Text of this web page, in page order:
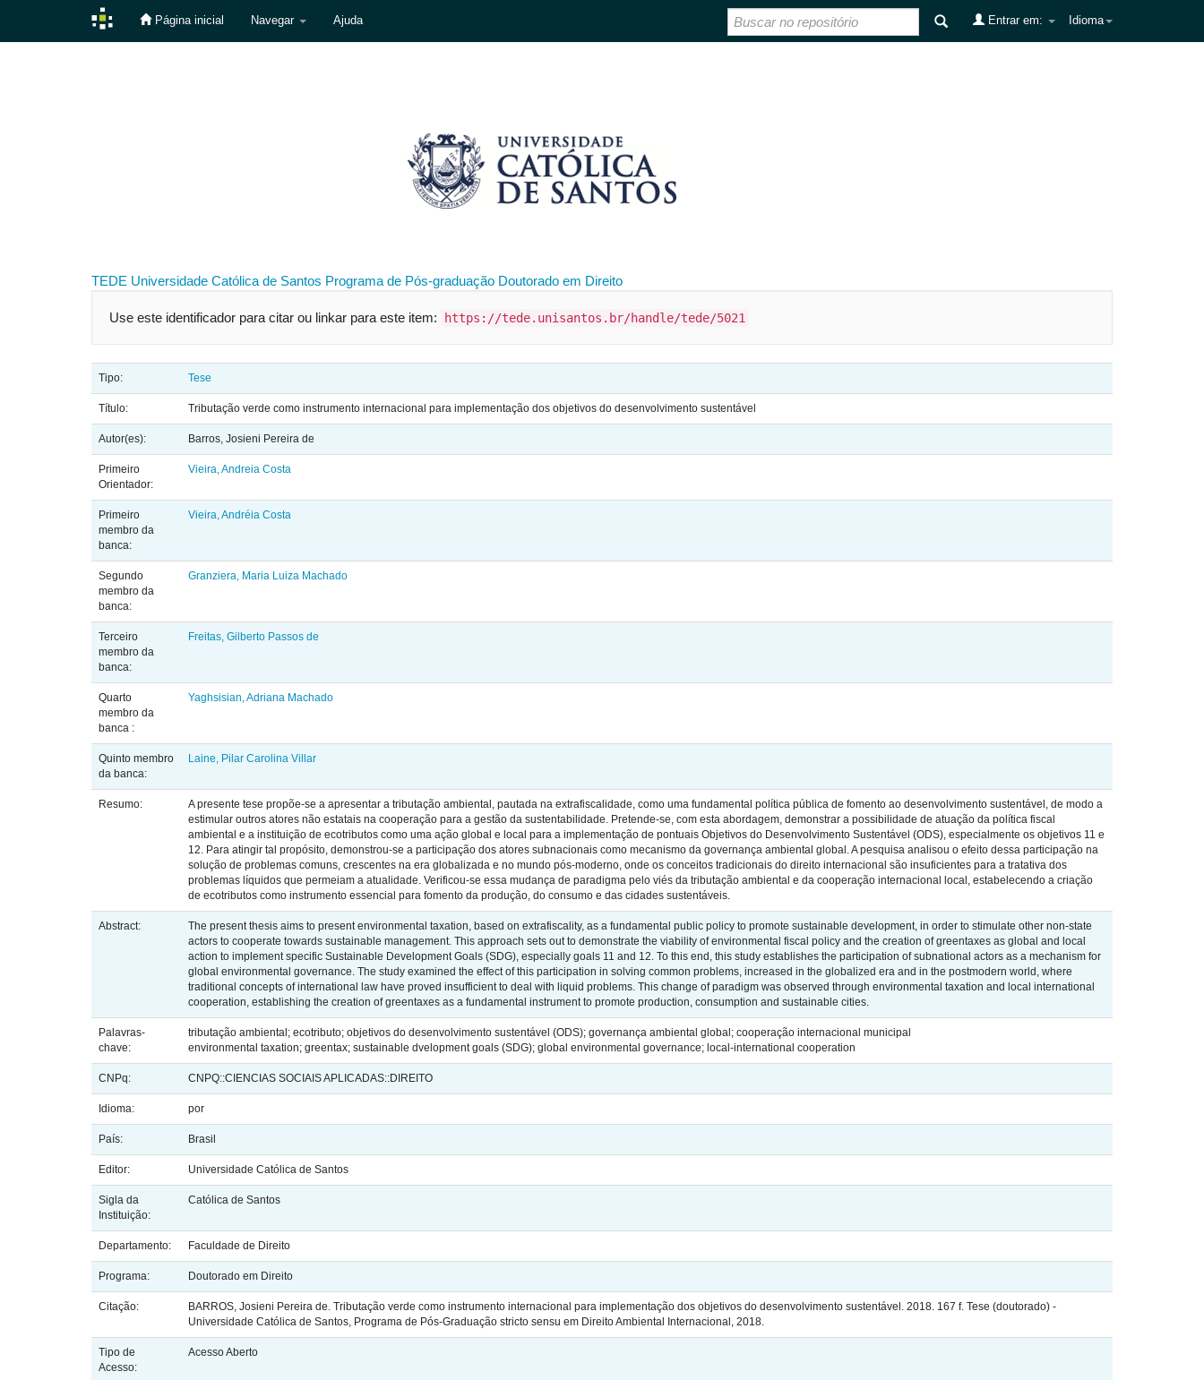
Página inicial Navegar Ajuda Idioma
Entrar em:
TEDE Universidade Católica de Santos Programa de Pós-graduação Doutorado em Direito
Use este identificador para citar ou linkar para este item: https://tede.unisantos.br/handle/tede/5021
Tipo: Tese
Título: Tributação verde como instrumento internacional para implementação dos objetivos do desenvolvimento sustentável
Autor(es): Barros, Josieni Pereira de
Primeiro
Orientador:
Vieira, Andreia Costa
Primeiro
membro da
banca:
Vieira, Andréia Costa
Segundo
membro da
banca:
Granziera, Maria Luiza Machado
Terceiro
membro da
banca:
Freitas, Gilberto Passos de
Quarto
membro da
banca :
Yaghsisian, Adriana Machado
Quinto membro
da banca:
Laine, Pilar Carolina Villar
Resumo:
A presente tese propõe-se a apresentar a tributação ambiental, pautada na extrafiscalidade, como uma fundamental política pública de fomento ao desenvolvimento sustentável, de modo a
estimular outros atores não estatais na cooperação para a gestão da sustentabilidade. Pretende-se, com esta abordagem, demonstrar a possibilidade de atuação da política fiscal
ambiental e a instituição de ecotributos como uma ação global e local para a implementação de pontuais Objetivos do Desenvolvimento Sustentável (ODS), especialmente os objetivos 11 e
12. Para atingir tal propósito, demonstrou-se a participação dos atores subnacionais como mecanismo da governança ambiental global. A pesquisa analisou o efeito dessa participação na
solução de problemas comuns, crescentes na era globalizada e no mundo pós-moderno, onde os conceitos tradicionais do direito internacional são insuficientes para a tratativa dos
problemas líquidos que permeiam a atualidade. Verificou-se essa mudança de paradigma pelo viés da tributação ambiental e da cooperação internacional local, estabelecendo a criação
de ecotributos como instrumento essencial para fomento da produção, do consumo e das cidades sustentáveis.
Abstract:
The present thesis aims to present environmental taxation, based on extrafiscality, as a fundamental public policy to promote sustainable development, in order to stimulate other non-state
actors to cooperate towards sustainable management. This approach sets out to demonstrate the viability of environmental fiscal policy and the creation of greentaxes as global and local
action to implement specific Sustainable Development Goals (SDG), especially goals 11 and 12. To this end, this study establishes the participation of subnational actors as a mechanism for
global environmental governance. The study examined the effect of this participation in solving common problems, increased in the globalized era and in the postmodern world, where
traditional concepts of international law have proved insufficient to deal with liquid problems. This change of paradigm was observed through environmental taxation and local international
cooperation, establishing the creation of greentaxes as a fundamental instrument to promote production, consumption and sustainable cities.
Palavras-
chave:
tributação ambiental; ecotributo; objetivos do desenvolvimento sustentável (ODS); governança ambiental global; cooperação internacional municipal
environmental taxation; greentax; sustainable dvelopment goals (SDG); global environmental governance; local-international cooperation
CNPq: CNPQ::CIENCIAS SOCIAIS APLICADAS::DIREITO
Idioma: por
País: Brasil
Editor: Universidade Católica de Santos
Sigla da
Instituição:
Católica de Santos
Departamento: Faculdade de Direito
Programa: Doutorado em Direito
Citação:
BARROS, Josieni Pereira de. Tributação verde como instrumento internacional para implementação dos objetivos do desenvolvimento sustentável. 2018. 167 f. Tese (doutorado) -
Universidade Católica de Santos, Programa de Pós-Graduação stricto sensu em Direito Ambiental Internacional, 2018.
Tipo de
Acesso:
Acesso Aberto